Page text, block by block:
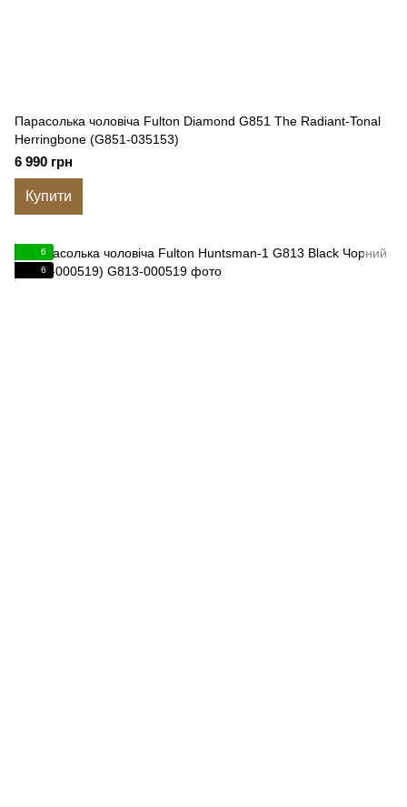
Парасолька чоловіча Fulton Diamond G851 The Radiant-Tonal
Herringbone (G851-035153)
6 990 грн
Купити
6
6